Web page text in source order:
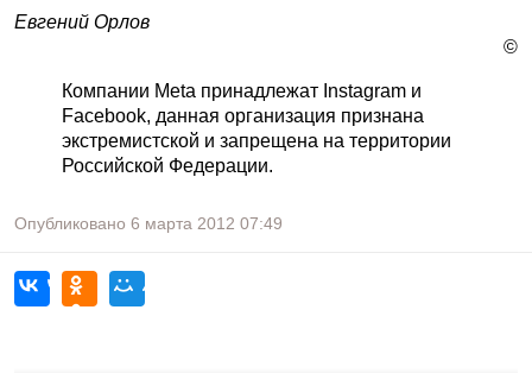
Евгений Орлов
©
Компании Meta принадлежат Instagram и
Facebook, данная организация признана
экстремистской и запрещена на территории
Российской Федерации.
Опубликовано 6 марта 2012 07:49